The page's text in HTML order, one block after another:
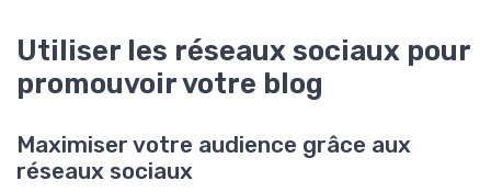
Utiliser les réseaux sociaux pour
promouvoir votre blog
Maximiser votre audience grâce aux
réseaux sociaux